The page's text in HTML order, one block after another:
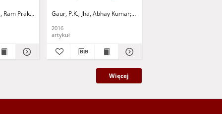
- red.
Paweł - red.
Prakash Jha, Abhay Kumar Jurczak, Paweł - red.
Gaur, P.K. Jha, Abhay Kumar Sharma, Ram Prakash
2016
artykuł
Więcej